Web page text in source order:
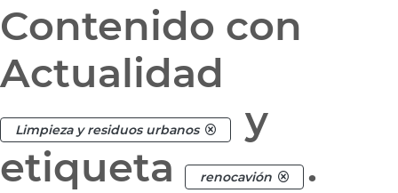
Contenido con
Actualidad
Limpieza y residuos urbanos
y
etiqueta
renocavión .